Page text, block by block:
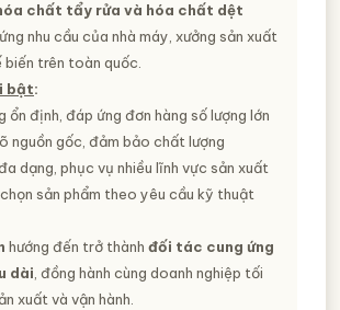
chất tẩy rửa và hóa chất dệt
nhu cầu của nhà máy, xưởng sản xuất
biến trên toàn quốc.
bật:
ổn định, đáp ứng đơn hàng số lượng lớn
nguồn gốc, đảm bảo chất lượng
dạng, phục vụ nhiều lĩnh vực sản xuất
sản phẩm theo yêu cầu kỹ thuật
hướng đến trở thành đối tác cung ứng
dài, đồng hành cùng doanh nghiệp tối
xuất và vận hành.